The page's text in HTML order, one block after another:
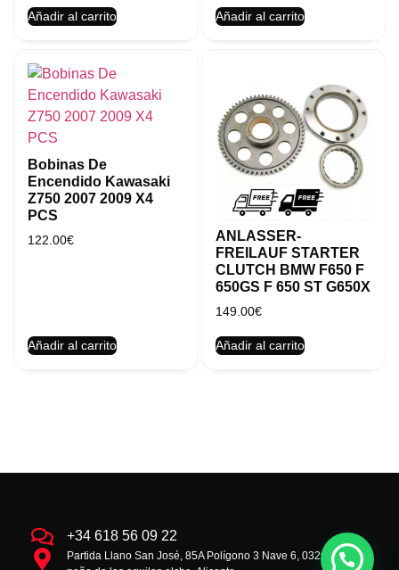
Añadir al carrito Añadir al carrito
Bobinas De
Encendido Kawasaki
Z750 2007 2009 X4
PCS
122.00€
Añadir al carrito
ANLASSER-
FREILAUF STARTER
CLUTCH BMW F650 F
650GS F 650 ST G650X
149.00€
Añadir al carrito
+34 618 56 09 22
Partida Llano San José, 85A Polígono 3 Nave 6, 03293 la